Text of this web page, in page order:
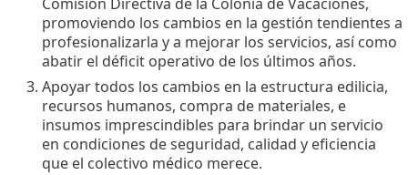
promoviendo los cambios en la gestión tendientes a
profesionalizarla y a mejorar los servicios, así como
abatir el déficit operativo de los últimos años.
Apoyar todos los cambios en la estructura edilicia,
recursos humanos, compra de materiales, e
insumos imprescindibles para brindar un servicio
en condiciones de seguridad, calidad y eficiencia
que el colectivo médico merece.